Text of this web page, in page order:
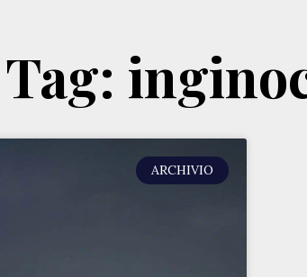
Tag:
ARCHIVIO